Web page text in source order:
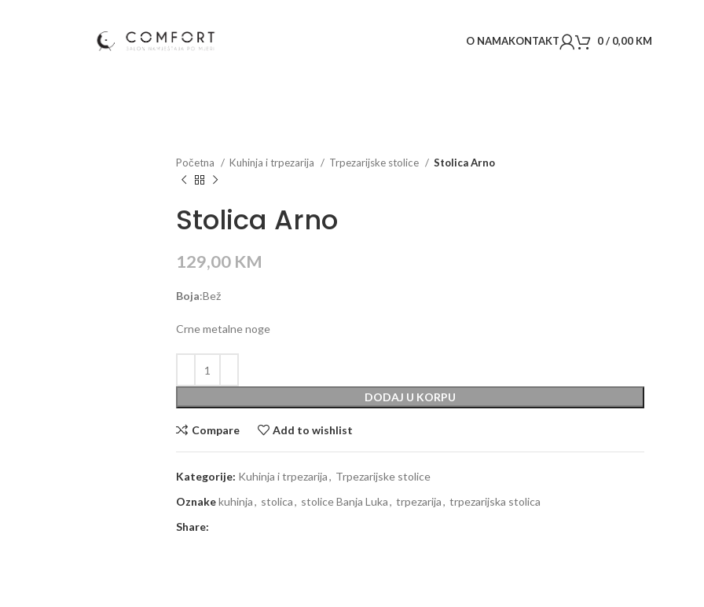
O NAMAKONTAKT 0/ 0,00 KM
Početna Kuhinja i trpezarija Trpezarijske stolice Stolica Arno
Stolica Arno
129,00 KM
Boja:Bež
Crne metalne noge
DODAJ U KORPU
Compare Add to wishlist
Kategorije: Kuhinja i trpezarija, Trpezarijske stolice
Oznakekuhinja, stolica, stolice Banja Luka, trpezarija, trpezarijska stolica
Share: